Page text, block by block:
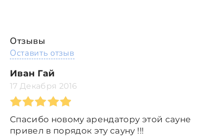
Отзывы
Оставить отзыв
Иван Гай
17 Декабря 2016
Спасибо новому арендатору этой сауне
привел в порядок эту сауну !!!